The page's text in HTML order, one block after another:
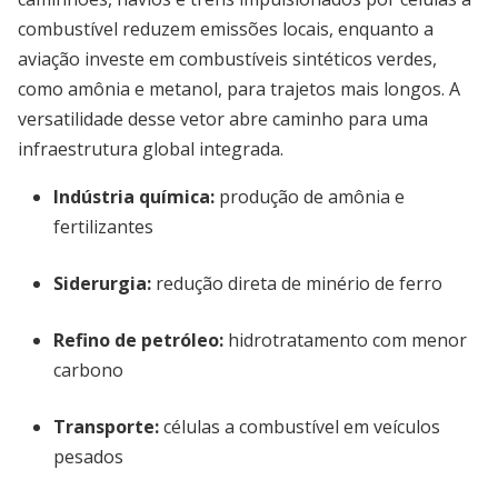
combustível reduzem emissões locais, enquanto a
aviação investe em combustíveis sintéticos verdes,
como amônia e metanol, para trajetos mais longos. A
versatilidade desse vetor abre caminho para uma
infraestrutura global integrada.
Indústria química: produção de amônia e
fertilizantes
Siderurgia: redução direta de minério de ferro
Refino de petróleo: hidrotratamento com menor
carbono
Transporte:células a combustível em veículos
pesados